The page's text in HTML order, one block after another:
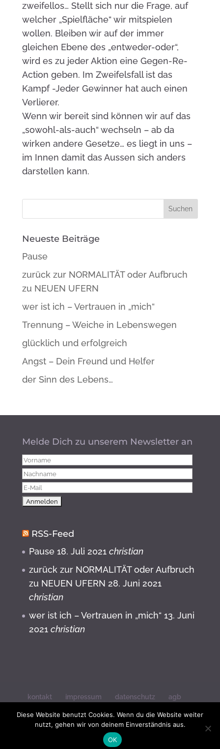
zweifellos… Stellt sich nur die Frage, auf
welcher „Spielfläche“ wir mitspielen
wollen. Bleiben wir auf der immer
gleichen Ebene des „entweder-oder“,
wird es zu jeder Aktion eine Gegen-Re-
Action geben. Im Zweifelsfall ist das
Kampf -Jeder Gewinner hat auch einen
Verlierer.
Wenn wir bereit sind können wir auf das
„sowohl-als-auch“ wechseln – ab da
wirken andere Gesetze… es liegt in uns –
im Innen damit das Aussen sich anders
darstellen kann.
Neueste Beiträge
Pause
zurück zur NORMALITÄT oder Aufbruch
zu NEUEN UFERN
wer ist ich – Vertrauen in „mich“
Trennung – Weiche in Lebenswegen
glücklich und erfolgreich
Angst – Dein Freund und Helfer
der Sinn des Lebens…
Melde Dich zu unserem Newsletter an
RSS-Feed
Pause 18. Juli 2021 christian
zurück zur NORMALITÄT oder Aufbruch
zu NEUEN UFERN 28. Juni 2021
christian
wer ist ich – Vertrauen in „mich“ 13. Juni
2021 christian
kontakt impressum datenschutz
agb
widerrufsbelehrung
© Christian Federl
Diese Website benutzt Cookies. Wenn du die Website weiter
nutzt, gehen wir von deinem Einverständnis aus.
OK